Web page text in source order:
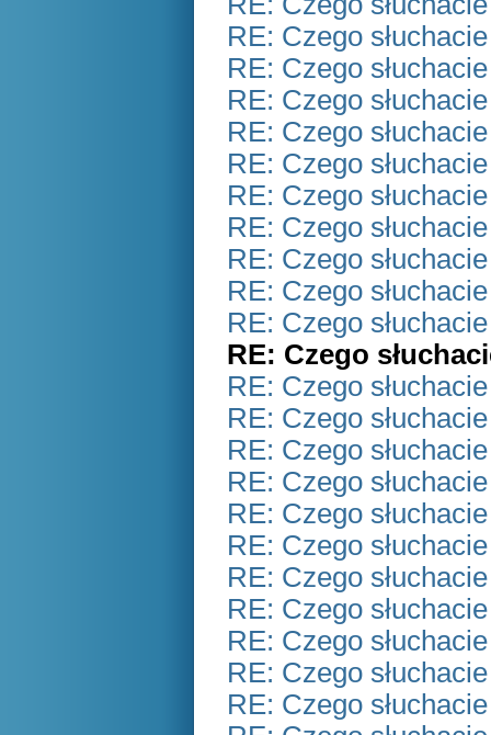
RE: Czego
RE: Czego
RE: Czego
RE: Czego
RE: Czego
RE: Czego
RE: Czego
RE: Czego
RE: Czego
RE: Czego
RE: Czego
RE: Czego
RE: Czego
RE: Czego
RE: Czego
RE: Czego
RE: Czego
RE: Czego
RE: Czego
RE: Czego
RE: Czego
RE: Czego